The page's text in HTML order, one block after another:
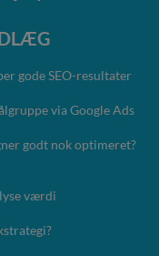
gode SEO-resultater
via Google Ads
godt nok optimeret?
værdi